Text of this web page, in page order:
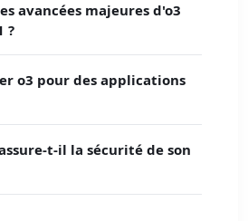
avancées majeures d'o3
?
o3 pour des applications
t-il la sécurité de son